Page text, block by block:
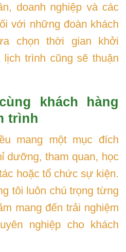
doanh nghiệp và các
với những đoàn khách
chọn thời gian khởi
trình cũng sẽ thuận
khách hàng
trình
mang một mục đích
dưỡng, tham quan, học
hoặc tổ chức sự kiện.
tôi luôn chú trọng từng
mang đến trải nghiệm
nghiệp cho khách